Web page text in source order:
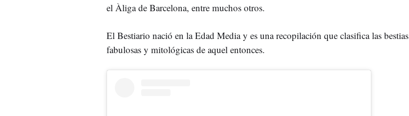
el Àliga de Barcelona, entre muchos otros.
El Bestiario nació en la Edad Media y es una recopilación que clasifica las bestias
fabulosas y mitológicas de aquel entonces.